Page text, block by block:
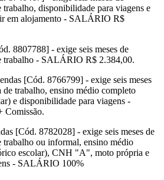
trabalho, disponibilidade para viagens e
em alojamento - SALÁRIO R$
8807788] - exige seis meses de
trabalho - SALÁRIO R$ 2.384,00.
[Cód. 8766799] - exige seis meses
de trabalho, ensino médio completo
e disponibilidade para viagens -
Comissão.
[Cód. 8782028] - exige seis meses de
trabalho ou informal, ensino médio
escolar), CNH "A", moto própria e
- SALÁRIO 100%